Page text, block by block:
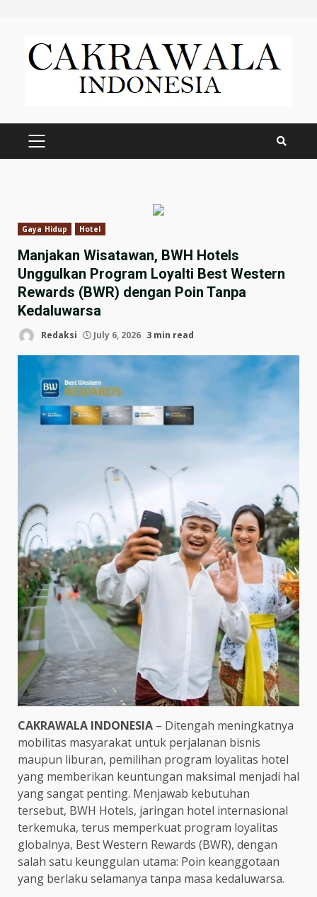
content
PRIMARY
Gaya Hidup Hotel
Manjakan Wisatawan, BWH Hotels
Unggulkan Program Loyalti Best Western
Rewards (BWR) dengan Poin Tanpa
Kedaluwarsa
Redaksi July 6, 2026 3 min read
CAKRAWALA INDONESIA – Ditengah meningkatnya
mobilitas masyarakat untuk perjalanan bisnis
maupun liburan, pemilihan program loyalitas hotel
yang memberikan keuntungan maksimal menjadi hal
yang sangat penting. Menjawab kebutuhan
tersebut, BWH Hotels, jaringan hotel internasional
terkemuka, terus memperkuat program loyalitas
globalnya, Best Western Rewards (BWR), dengan
salah satu keunggulan utama: Poin keanggotaan
yang berlaku selamanya tanpa masa kedaluwarsa.